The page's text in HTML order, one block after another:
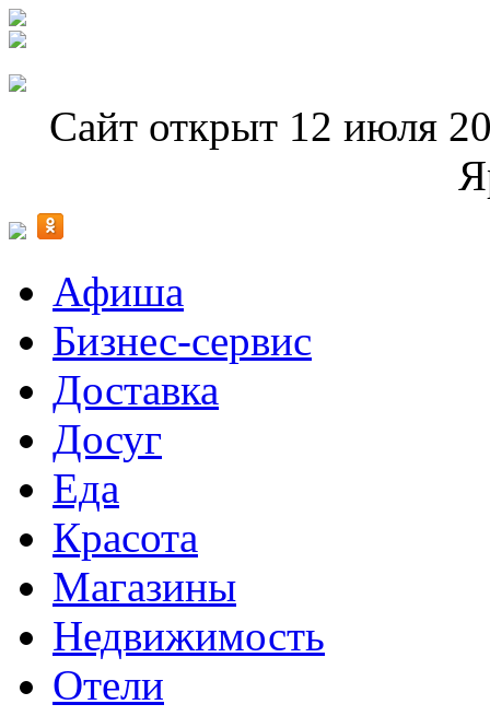
Сайт открыт 12 июля
Афиша
Бизнес-сервис
Доставка
Досуг
Еда
Красота
Магазины
Недвижимость
Отели